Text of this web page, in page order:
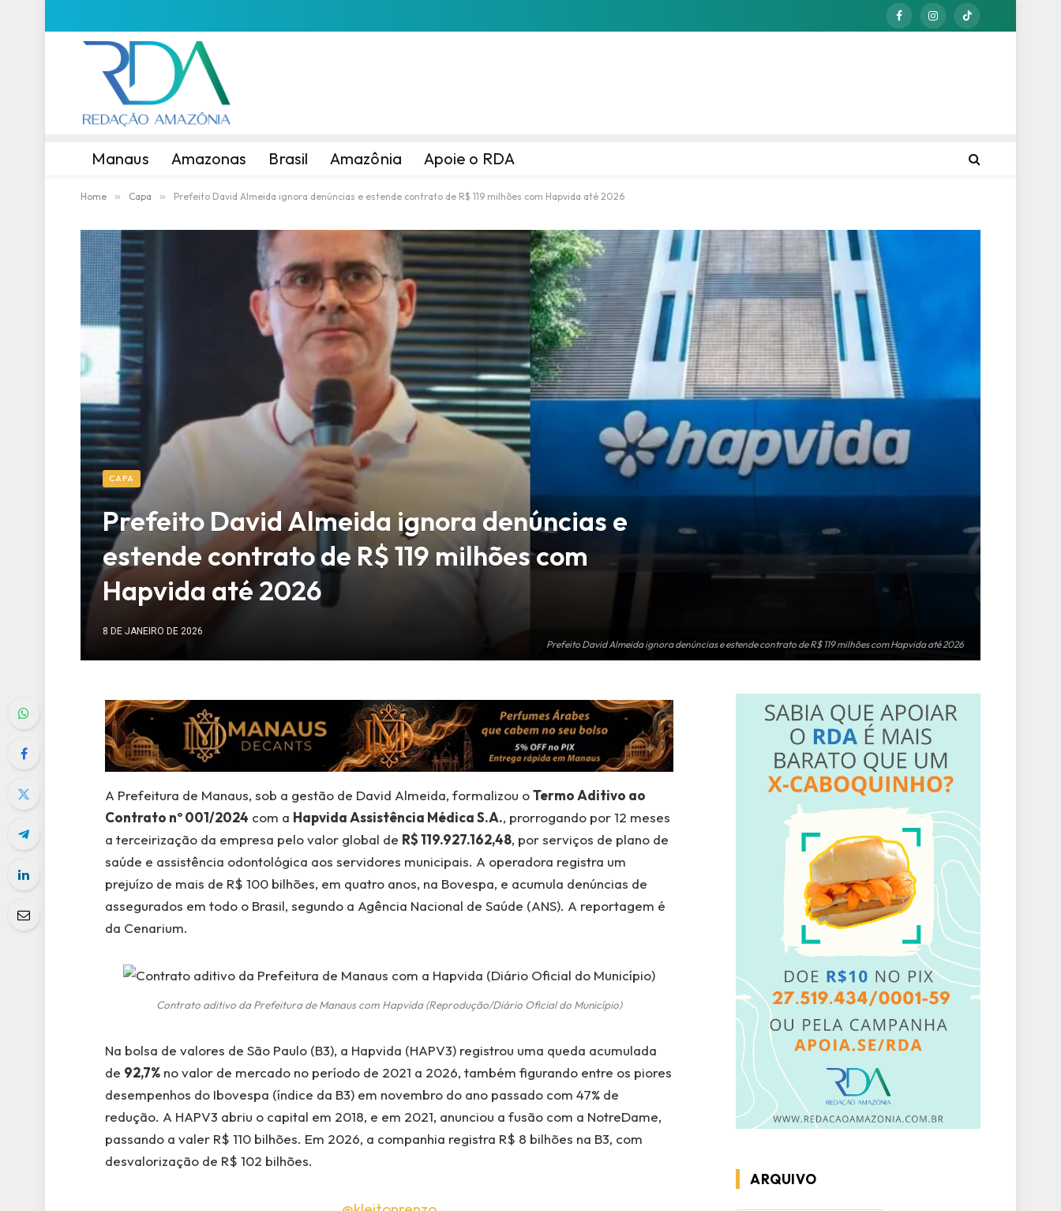
FacebookInstagramTikTok
Manaus Amazonas Brasil Amazônia Apoie o RDA
Home » Capa » Prefeito David Almeida ignora denúncias e estende contrato de R$ 119 milhões com Hapvida até 2026
Prefeito David Almeida ignora denúncias e estende contrato de R$ 119 milhões com Hapvida até 2026
CAPA
Prefeito David Almeida ignora denúncias e
estende contrato de R$ 119 milhões com
Hapvida até 2026
8 DE JANEIRO DE 2026
A Prefeitura de Manaus, sob a gestão de David Almeida, formalizou oTermo Aditivo ao
Contrato nº 001/2024 com a Hapvida Assistência Médica S.A., prorrogando por 12 meses
a terceirização da empresa pelo valor global de R$ 119.927.162,48, por serviços de plano de
saúde e assistência odontológica aos servidores municipais. A operadora registra um
prejuízo de mais de R$ 100 bilhões, em quatro anos, na Bovespa, e acumula denúncias de
assegurados em todo o Brasil, segundo a Agência Nacional de Saúde (ANS). A reportagem é
da Cenarium.
Contrato aditivo da Prefeitura de Manaus com Hapvida (Reprodução/Diário Oficial do Município)
Na bolsa de valores de São Paulo (B3), a Hapvida (HAPV3) registrou uma queda acumulada
de 92,7%no valor de mercado no período de 2021 a 2026, também figurando entre os piores
desempenhos do Ibovespa (índice da B3) em novembro do ano passado com 47% de
redução. A HAPV3 abriu o capital em 2018, e em 2021, anunciou a fusão com a NotreDame,
passando a valer R$ 110 bilhões. Em 2026, a companhia registra R$ 8 bilhões na B3, com
desvalorização de R$ 102 bilhões.
ARQUIVO